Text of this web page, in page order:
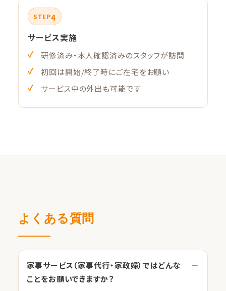
STEP4
サービス実施
研修済み・本人確認済みのスタッフが訪問
初回は開始/終了時にご在宅をお願い
サービス中の外出も可能です
よくある質問
家事サービス（家事代行・家政婦）ではどんな
ことをお願いできますか？